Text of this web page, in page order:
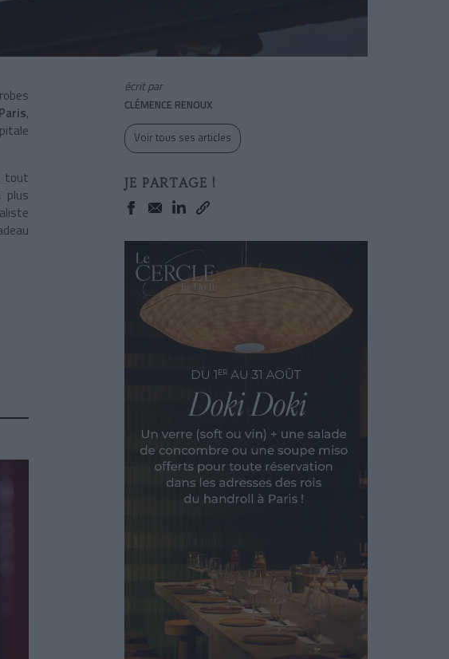
,
tout
plus
écrit par
CLÉMENCE RENOUX
Voir tous ses articles
JE PARTAGE !